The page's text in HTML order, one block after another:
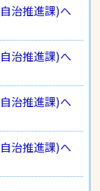
治推進課)へ
治推進課)へ
治推進課)へ
治推進課)へ